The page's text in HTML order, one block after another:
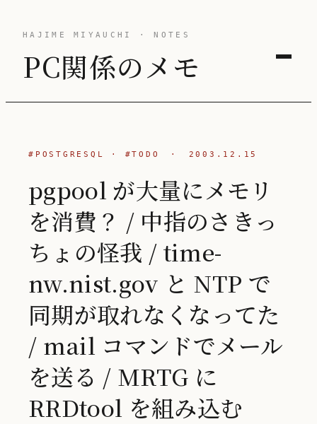
HAJIME MIYAUCHI · NOTES
PC関係のメモ
#POSTGRESQL · #TODO · 2003.12.15
pgpool が大量にメモリ
を消費？ / 中指のさきっ
ちょの怪我 / time-
nw.nist.gov と NTP で
同期が取れなくなってた
/ mail コマンドでメール
を送る / MRTG に
RRDtool を組み込む